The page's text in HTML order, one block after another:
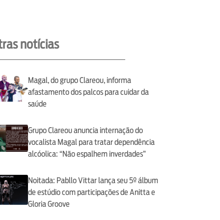
notícias
Magal, do grupo Clareou, informa
afastamento dos palcos para cuidar da
saúde
Grupo Clareou anuncia internação do
vocalista Magal para tratar dependência
alcóolica: “Não espalhem inverdades”
Noitada: Pabllo Vittar lança seu 5º álbum
de estúdio com participações de Anitta e
Gloria Groove